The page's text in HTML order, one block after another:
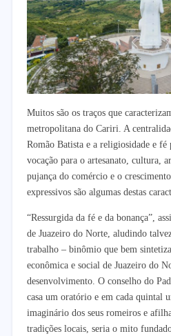
Muitos são os traços que
metropolitana do Cariri. A
Romão Batista e a religiosidade e
vocação para o artesanato, cultura,
pujança do comércio e o
expressivos são algumas destas
“Ressurgida da fé e da bonança”,
de Juazeiro do Norte, aludindo
trabalho – binômio que bem
econômica e social de Juazeiro do
desenvolvimento. O conselho do
casa um oratório e em cada quintal
imaginário dos seus romeiros e
tradições locais, seria o mito